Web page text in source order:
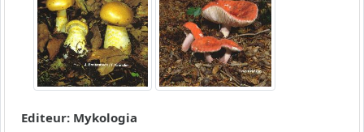
Editeur: Mykologia